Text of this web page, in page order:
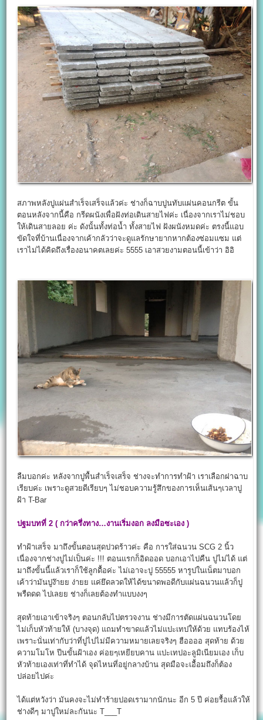
สภาพหลังปูแผ่นสำเร็จเสร็จแล้วค่ะ ช่างก็ฉาบปูนทับแผ่นคอนกรีต ขั้น
ตอนหลังจากนี้คือ กรีดผนังเพื่อฝังท่อเดินสายไฟค่ะ เนื่องจากเราไม่ชอบ
ให้เดินสายลอย ค่ะ ดังนั้นทั้งท่อน้ำ ทั้งสายไฟ ฝังผนังหมดค่ะ ตรงนี้แอบ
ขัดใจที่บ้านเนื่องจากเค้ากลัวว่าจะดูแลรักษายากหากต้องซ่อมแซม แต่
เราไม่ได้คิดถึงเรื่องอนาคตเลยค่ะ 5555 เอาสวยงามตอนนี้เข้าว่า อิอิ
ลืมบอกค่ะ หลังจากปูพื้นสำเร็จเสร็จ ช่างจะทำการทำฝ้า เราเลือกฝาฉาบ
เรียบค่ะ เพราะดูสวยดีเรียบๆ ไม่ชอบความรู้สึกของการเห็นเส้นๆเวลาปู
ฝ้า T-Bar
ปฐมบทที่ 2 ( กว่าครึ่งทาง…งานเริ่มงอก ลงมือซะเอง )
ทำฝ้าเสร็จ มาถึงขั้นตอนสุดปวดร้าวค่ะ คือ การใส่ฉนวน SCG 2 นิ้ว
เนื่องจากช่างปูไม่เป็นค่ะ !!! ตอนแรกก็อิดออด บอกเอาไปคืน ปูไม่ได้ แต่
มาถึงขั้นนี้แล้วเราก็ใช้ลูกดื้อค่ะ ไม่เอาจะปู 55555 หารูปในเน็ตมาบอก
เค้าว่ามันปูง๊ายย ง่ายย แค่ยึดลวดให้ได้ขนาดพอดีกับแผ่นฉนวนแล้วก็ปู
พรืดดด ไปเลยย ช่างก็เลยต้องทำแบบงงๆ
สุดท้ายเอาเข้าจริงๆ ตอนกลับไปตรวจงาน ช่างมีการตัดแผ่นฉนวนโดย
ไม่เก็บหัวท้ายให้ (บางจุด) แถมทำขาดแล้วไม่แปะเทปให้ด้วย แทบร้องไห้
เพราะนั่นเท่ากับว่าที่ปูไปไม่มีความหมายเลยจริงๆ ฮืออออ สุดท้าย ด้วย
ความโมโห ปีนขั้นฝ้าเอง ค่อยๆเหยียบคาน แปะเทปอะลูมิเนียมเอง เก็บ
หัวท้ายเองเท่าที่ทำได้ จุดไหนที่อยู่กลางบ้าน สุดมือจะเอื้อมถึงก็ต้อง
ปล่อยไปค่ะ
ได้แต่หวังว่า มันคงจะไม่ทำร้ายปอดเรามากนักนะ อีก 5 ปี ค่อยรื้อแล้วให้
ช่างดีๆ มาปูใหม่ละกันนะ T___T